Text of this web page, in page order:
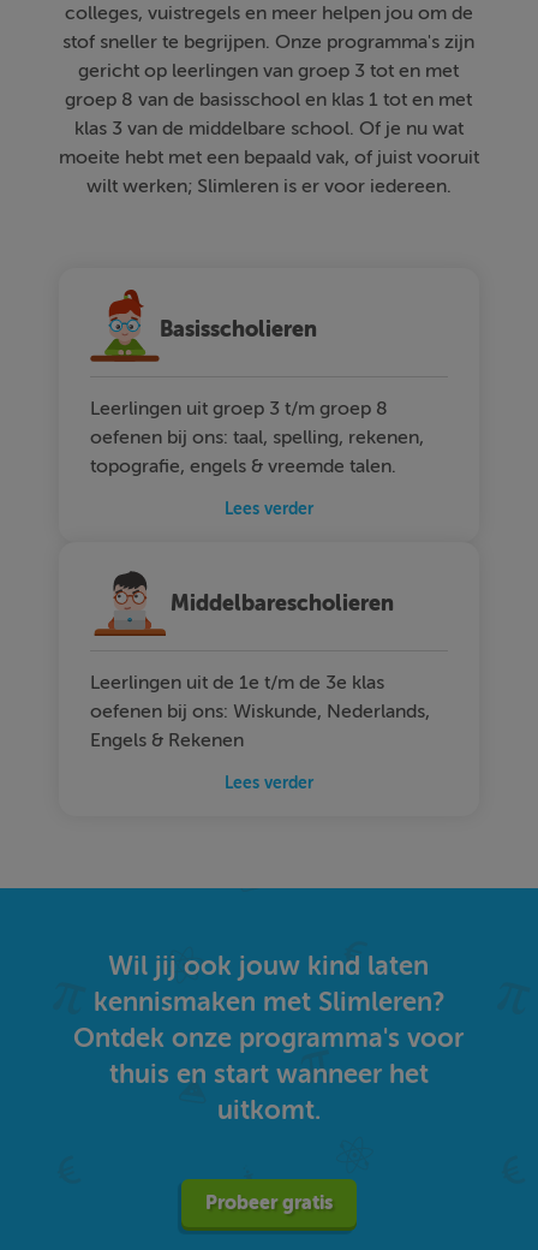
colleges, vuistregels en meer helpen jou om de
stof sneller te begrijpen. Onze programma's zijn
gericht op leerlingen van groep 3 tot en met
groep 8 van de basisschool en klas 1 tot en met
klas 3 van de middelbare school. Of je nu wat
moeite hebt met een bepaald vak, of juist vooruit
wilt werken; Slimleren is er voor iedereen.
Basisscholieren
Leerlingen uit groep 3 t/m groep 8
oefenen bij ons: taal, spelling, rekenen,
topografie, engels & vreemde talen.
Lees verder
Middelbarescholieren
Leerlingen uit de 1e t/m de 3e klas
oefenen bij ons: Wiskunde, Nederlands,
Engels & Rekenen
Lees verder
Wil jij ook jouw kind laten
kennismaken met Slimleren?
Ontdek onze programma's voor
thuis en start wanneer het
uitkomt.
Probeer gratis